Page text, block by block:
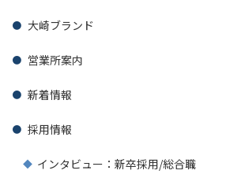
大崎ブランド
営業所案内
新着情報
採用情報
インタビュー：新卒採用/総合職